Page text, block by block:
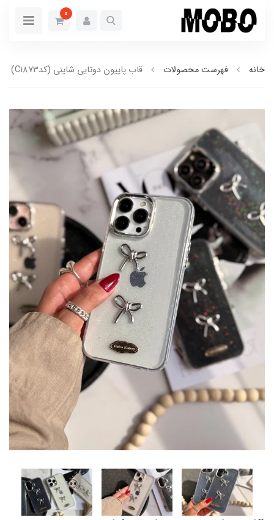
0
خانه فهرست محصولات قاب پاپیون دوتایی شاینی (کدC1873)